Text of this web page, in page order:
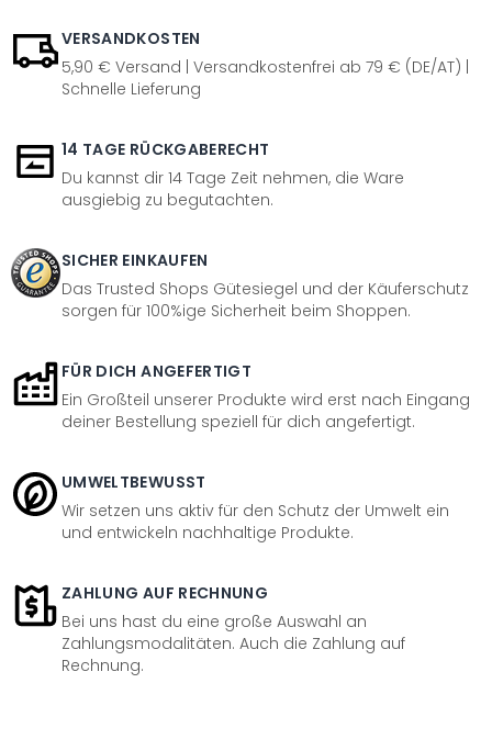
VERSANDKOSTEN
5,90 € Versand | Versandkostenfrei ab 79 € (DE/AT) |
Schnelle Lieferung
14 TAGE RÜCKGABERECHT
Du kannst dir 14 Tage Zeit nehmen, die Ware
ausgiebig zu begutachten.
SICHER EINKAUFEN
Das Trusted Shops Gütesiegel und der Käuferschutz
sorgen für 100%ige Sicherheit beim Shoppen.
FÜR DICH ANGEFERTIGT
Ein Großteil unserer Produkte wird erst nach Eingang
deiner Bestellung speziell für dich angefertigt.
UMWELTBEWUSST
Wir setzen uns aktiv für den Schutz der Umwelt ein
und entwickeln nachhaltige Produkte.
ZAHLUNG AUF RECHNUNG
Bei uns hast du eine große Auswahl an
Zahlungsmodalitäten. Auch die Zahlung auf
Rechnung.